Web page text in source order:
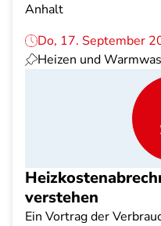
Anhalt
Do, 17. September
Heizen und
verstehen
Ein Vortrag der